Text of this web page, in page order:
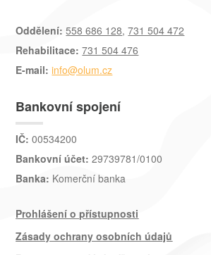
Oddělení: 558 686 128,731 504 472
Rehabilitace: 731 504 476
E-mail: info@olum.cz
Bankovní spojení
IČ: 00534200
Bankovní účet: 29739781/0100
Banka: Komerční banka
Prohlášení o přístupnosti
Zásady ochrany osobních údajů